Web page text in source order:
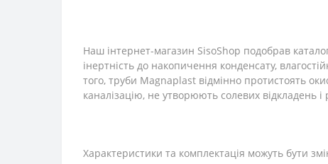
Наш інтернет-магазин SisoShop подобрав
інертність до накопичення конденсату,
того, труби Magnaplast відмінно протистоять
каналізацію, не утворюють солевих відкладень
Характеристики та комплектація можуть бути